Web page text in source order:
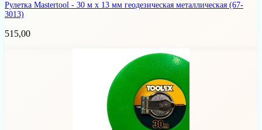
Рулетка Mastertool - 30 м x 13 мм геодезическая металлическая (67-
3013)
515,00